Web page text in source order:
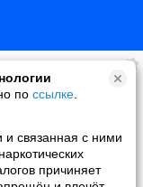
по ссылке
и связанная с ними
причиняет